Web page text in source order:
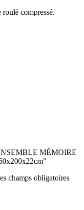
compressé.
MÉMOIRE
champs obligatoires